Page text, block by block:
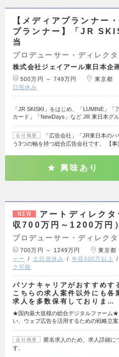
【メディアプランナー
プランナー】「JR
当
プロデューサー・ディレクタ
株式会社ジェイアール東日本企
500万円 ～ 749万円 東京都
日祝休み
「JR SKISKI」をはじめ、「LUMINE」「
カード」「NewDays」など JR 東日本グ
会社概要
「広告会社」「JR東日本の
う3つの軸を持つ総合広告会社です。 【
興味あり
NEW
アートディレク
収700万円～1200万円
プロデューサー・ディレクタ
700万円 ～ 1249万円 東京都
ャー
土日祝休み 年収600万以上
ク可能
パソナキャリアがおすすめす
こちらの求人案件以外にも各
求人を多数保有しておりま…
★国内最大規模の総合デジタルファーム
い、ウェブ広告を活用するための戦略立
会社概要
匿名求人のため、求人詳細に
す。